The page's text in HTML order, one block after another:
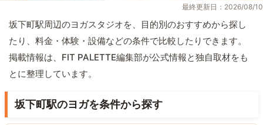
最終更新日：2026/08/10
坂下町駅周辺のヨガスタジオを、目的別のおすすめから探し
たり、料金・体験・設備などの条件で比較したりできます。
掲載情報は、FIT PALETTE編集部が公式情報と独自取材をも
とに整理しています。
坂下町駅のヨガを条件から探す